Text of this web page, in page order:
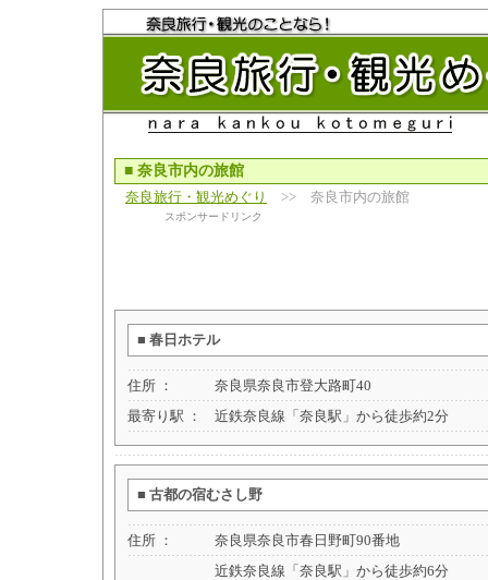
■ 奈良市内の旅館
奈良旅行・観光めぐり
>> 奈良市内の旅館
スポンサードリンク
■ 春日ホテル
住所 ：
奈良県奈良市登大路町40
最寄り駅 ：
近鉄奈良線「奈良駅」から徒歩約2分
■ 古都の宿むさし野
住所 ： 奈良県奈良市春日野町90番地
近鉄奈良線「奈良駅」から徒歩約6分